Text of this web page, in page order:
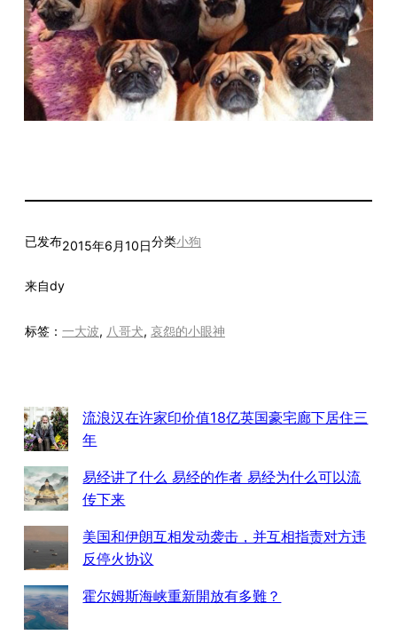
已发布2015年6月10日分类小狗
来自dy
标签： 一大波, 八哥犬, 哀怨的小眼神
流浪汉在许家印价值18亿英国豪宅廊下居住三
年
易经讲了什么 易经的作者 易经为什么可以流
传下来
美国和伊朗互相发动袭击，并互相指责对方违
反停火协议
霍尔姆斯海峡重新開放有多難？